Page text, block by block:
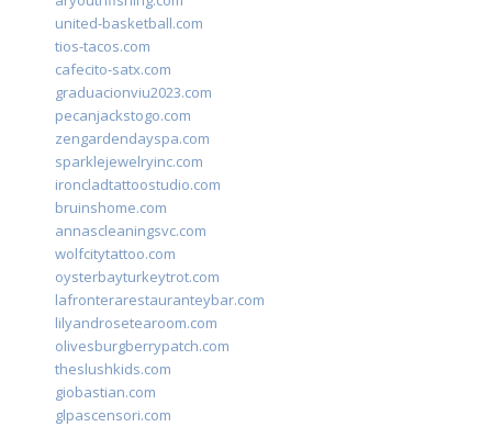
united-basketball.com
tios-tacos.com
cafecito-satx.com
graduacionviu2023.com
pecanjackstogo.com
zengardendayspa.com
sparklejewelryinc.com
ironcladtattoostudio.com
bruinshome.com
annascleaningsvc.com
wolfcitytattoo.com
oysterbayturkeytrot.com
lafronterarestauranteybar.com
lilyandrosetearoom.com
olivesburgberrypatch.com
theslushkids.com
giobastian.com
glpascensori.com